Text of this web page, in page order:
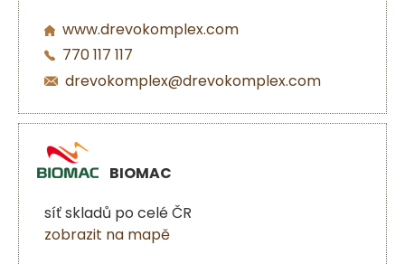
www.drevokomplex.com
770 117 117
drevokomplex@drevokomplex.com
BIOMAC
síť skladů po celé ČR
zobrazit na mapě